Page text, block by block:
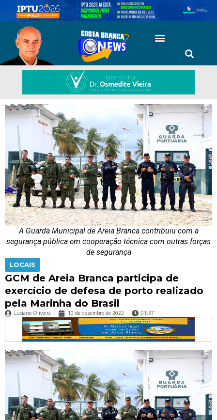
A Guarda Municipal de Areia Branca contribuiu com a
segurança pública em cooperação técnica com outras forças
de segurança
LOCAIS
GCM de Areia Branca participa de
exercício de defesa de porto realizado
pela Marinha do Brasil
Luciano Oliveira 10 de dezembro de 2022 01:37